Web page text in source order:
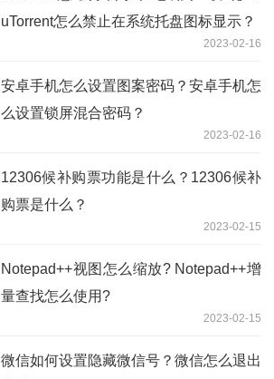
uTorrent怎么禁止在系统托盘图标显示？
2023-02-16
安卓手机怎么设置图案密码？安卓手机怎
么设置锁屏混合密码？
2023-02-16
12306候补购票功能是什么？12306候补
购票是什么？
2023-02-15
Notepad++视图怎么缩放? Notepad++增
量查找怎么使用?
2023-02-15
微信如何设置隐藏微信号？微信怎么退出